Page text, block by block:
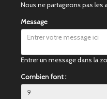
Nous ne partageons pas les
Message
Entrer un message dans la
Combien font :